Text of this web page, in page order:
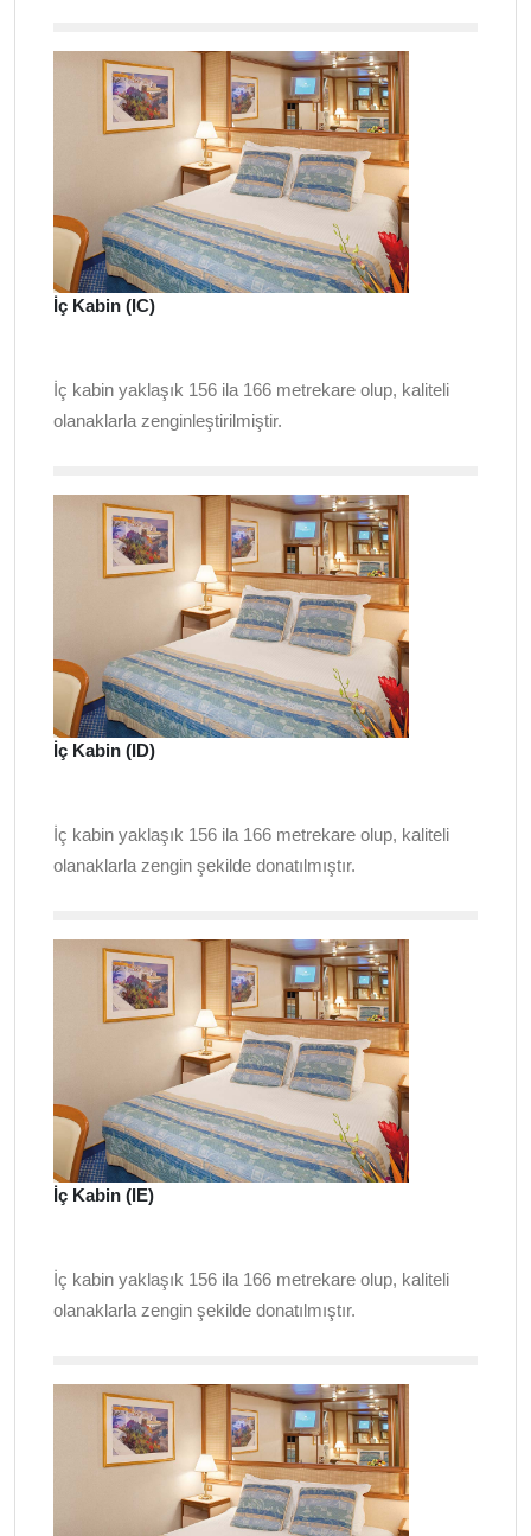
İç Kabin (IC)
İç kabin yaklaşık 156 ila 166 metrekare olup, kaliteli
olanaklarla zenginleştirilmiştir.
İç Kabin (ID)
İç kabin yaklaşık 156 ila 166 metrekare olup, kaliteli
olanaklarla zengin şekilde donatılmıştır.
İç Kabin (IE)
İç kabin yaklaşık 156 ila 166 metrekare olup, kaliteli
olanaklarla zengin şekilde donatılmıştır.